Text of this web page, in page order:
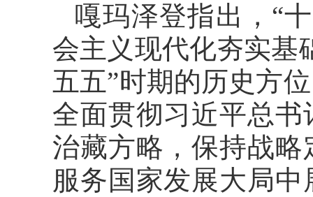
嘎玛泽登指出，“
会主义现代化夯实基
五五”时期的历史方
全面贯彻习近平总
治藏方略，保持战
服务国家发展大局